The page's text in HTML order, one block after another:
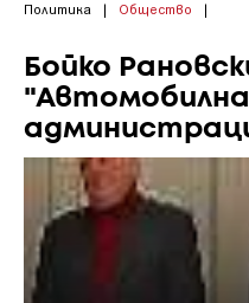
Политика | Общество |
Бойко
"Автомобилна